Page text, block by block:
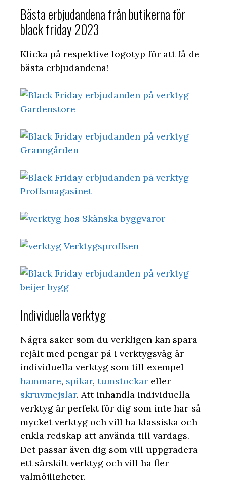
Bästa erbjudandena från butikerna för
black friday 2023
Klicka på respektive logotyp för att få de
bästa erbjudandena!
Individuella verktyg
Några saker som du verkligen kan spara
rejält med pengar på i verktygsväg är
individuella verktyg som till exempel
hammare, spikar, tumstockar eller
skruvmejslar. Att inhandla individuella
verktyg är perfekt för dig som inte har så
mycket verktyg och vill ha klassiska och
enkla redskap att använda till vardags.
Det passar även dig som vill uppgradera
ett särskilt verktyg och vill ha fler
valmöjligheter.